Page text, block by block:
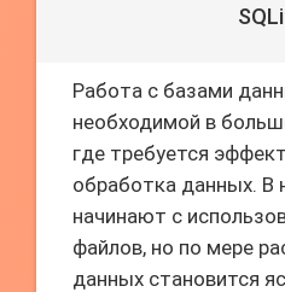
Работа с базами
необходимой в
где требуется
обработка данных. В
начинают с
файлов, но по мере
данных становится